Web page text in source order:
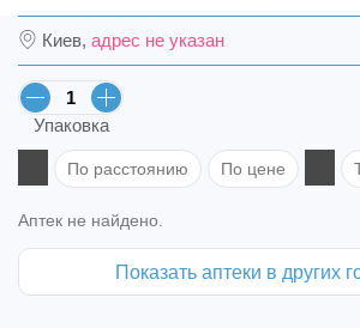
Киев, адрес не указан
Упаковка
По расстоянию По цене
Аптек не найдено.
Показать аптеки в других